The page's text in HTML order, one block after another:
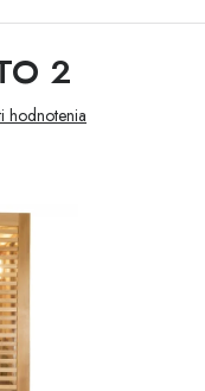
2
hodnotenia